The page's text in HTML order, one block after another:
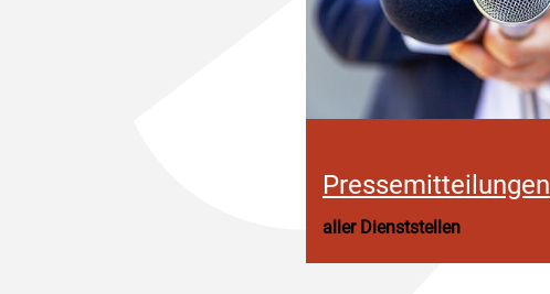
Pressemitteilungen
aller Dienststellen